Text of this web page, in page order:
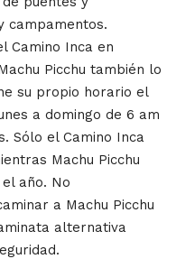
campamentos.
Camino Inca en
Picchu también lo
su propio horario el
a domingo de 6 am
Sólo el Camino Inca
Machu Picchu
año. No
a Machu Picchu
alternativa